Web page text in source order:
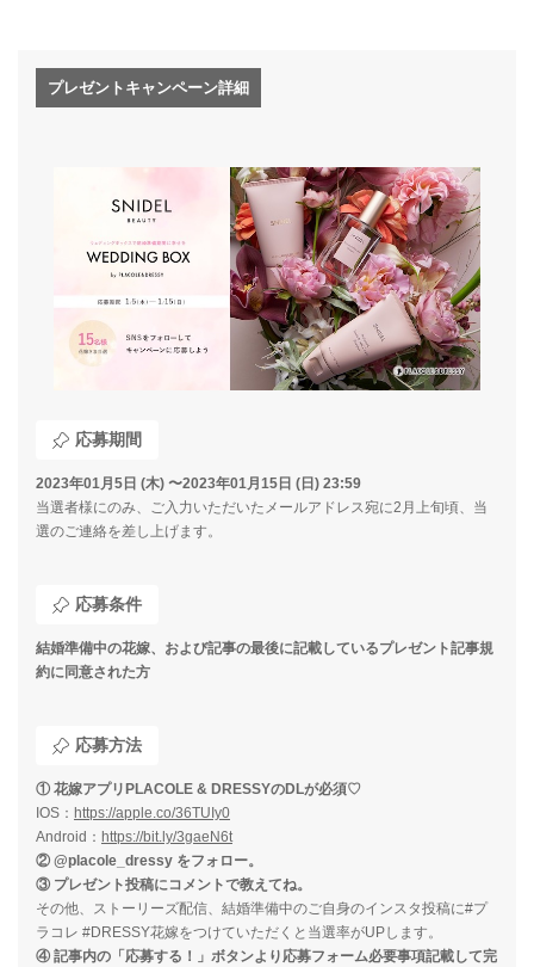
プレゼントキャンペーン詳細
応募期間
2023年01月5日 (木) 〜2023年01月15日 (日) 23:59
当選者様にのみ、ご入力いただいたメールアドレス宛に2月上旬頃、当
選のご連絡を差し上げます。
応募条件
結婚準備中の花嫁、および記事の最後に記載しているプレゼント記事規
約に同意された方
応募方法
① 花嫁アプリPLACOLE & DRESSYのDLが必須♡
IOS： https://apple.co/36TUIy0
Android： https://bit.ly/3gaeN6t
② @placole_dressy をフォロー。
③ プレゼント投稿にコメントで教えてね。
その他、ストーリーズ配信、結婚準備中のご自身のインスタ投稿に#プ
ラコレ #DRESSY花嫁をつけていただくと当選率がUPします。
④ 記事内の「応募する！」ボタンより応募フォーム必要事項記載して完